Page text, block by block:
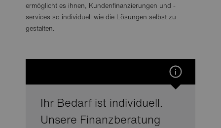
ermöglicht es ihnen, Kundenfinanzierungen und -
services so individuell wie die Lösungen selbst zu
gestalten.
Ihr Bedarf ist individuell.
Unsere Finanzberatung